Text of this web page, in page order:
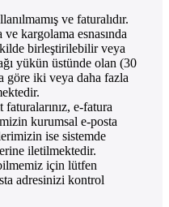
ve faturalıdır.
kargolama esnasında
birleştirilebilir veya
yükün üstünde olan (30
iki veya daha fazla
faturalarınız, e-fatura
kurumsal e-posta
ise sistemde
iletilmektedir.
için lütfen
adresinizi kontrol